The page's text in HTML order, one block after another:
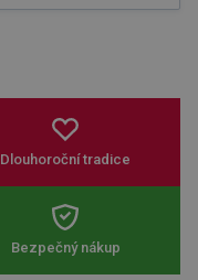
Dlouhoroční tradice
Bezpečný nákup